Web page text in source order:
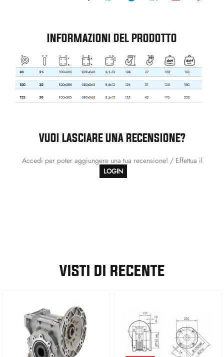
INFORMAZIONI DEL PRODOTTO
VUOI LASCIARE UNA RECENSIONE?
Accedi per poter aggiungere una tua recensione! / Effettua il
LOGIN
VISTI DI RECENTE